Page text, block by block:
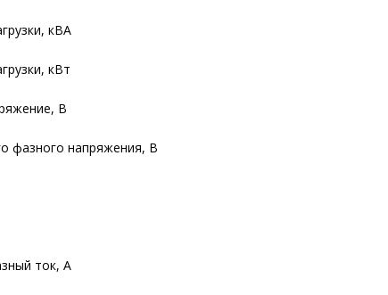
кВА
кВт
В
фазного напряжения, В
ток, А